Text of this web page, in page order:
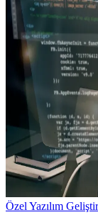
Özel Yazılım